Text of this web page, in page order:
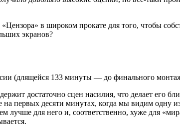
в широком прокате для того, чтобы
экранов?
(длящейся 133 минуты — до финального
достаточно сцен насилия, что делает его
первых десяти минутах, когда мы видим одну
лучше для него и, соответственно, хуже для